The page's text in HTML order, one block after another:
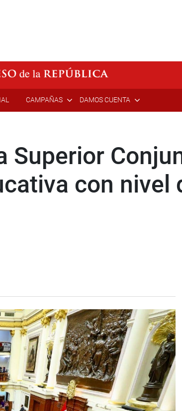
CAMPAÑAS DAMOS CUENTA
Superior
con nivel